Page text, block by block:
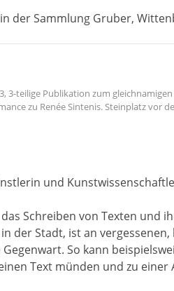
der Sammlung Gruber,
3-teilige Publikation zum
zu Renée Sintenis. Steinplatz vor
und
Schreiben von Texten
der Stadt, ist an
So kann
Text münden und zu